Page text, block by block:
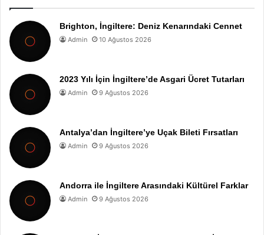
Brighton, İngiltere: Deniz Kenarındaki Cennet
Admin 10 Ağustos 2026
2023 Yılı İçin İngiltere’de Asgari Ücret Tutarları
Admin 9 Ağustos 2026
Antalya’dan İngiltere’ye Uçak Bileti Fırsatları
Admin 9 Ağustos 2026
Andorra ile İngiltere Arasındaki Kültürel Farklar
Admin 9 Ağustos 2026